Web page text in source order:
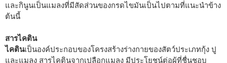
และกินูนเป็นแมลงที่มีสัดส่วนของกรดไขมันเป็นไปตามที่แนะนำข้าง
ต้นนี้
สารไคติน
ไคตินเป็นองค์ประกอบของโครงสร้างร่างกายของสัตว์ประเภทกุ้ง ปู
และแมลง สารไคตินจากเปลือกแมลง มีประโยชน์ต่อผู้ที่ชื่นชอบ